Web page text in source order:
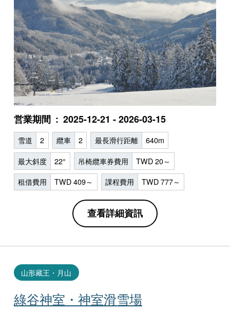
営業期間 2025-12-21 - 2026-03-15
雪道 2 纜車 2 最長滑行距離 640m
最大斜度 22° 吊椅纜車券費用 TWD 20～
租借費用 TWD 409～ 課程費用 TWD 777～
查看詳細資訊
綠谷神室・神室滑雪場
山形藏王・月山